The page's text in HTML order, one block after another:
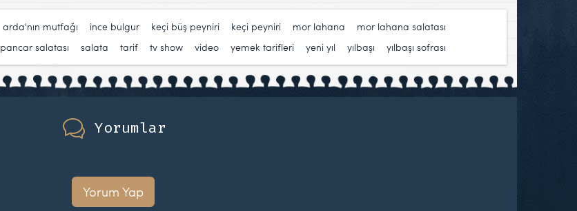
arda'nın mutfağı ince bulgur keçi büş peyniri keçi peyniri mor lahana mor lahana salatası
pancar salatası salata tarif tv show video yemek tarifleri yeni yıl yılbaşı yılbaşı sofrası
Yorumlar
Yorum Yap